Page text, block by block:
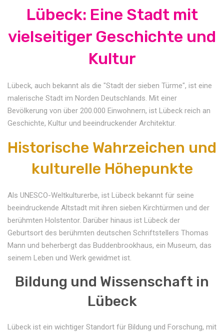
Lübeck: Eine Stadt mit
vielseitiger Geschichte und
Kultur
Lübeck, auch bekannt als die "Stadt der sieben Türme", ist eine
malerische Stadt im Norden Deutschlands. Mit einer
Bevölkerung von über 200.000 Einwohnern, ist Lübeck reich an
Geschichte, Kultur und beeindruckender Architektur.
Historische Wahrzeichen und
kulturelle Höhepunkte
Als UNESCO-Weltkulturerbe, ist Lübeck bekannt für seine
beeindruckende Altstadt mit ihren sieben Kirchtürmen und der
berühmten Holstentor. Darüber hinaus ist Lübeck der
Geburtsort des berühmten deutschen Schriftstellers Thomas
Mann und beherbergt das Buddenbrookhaus, ein Museum, das
seinem Leben und Werk gewidmet ist.
Bildung und Wissenschaft in
Lübeck
Lübeck ist ein wichtiger Standort für Bildung und Forschung, mit